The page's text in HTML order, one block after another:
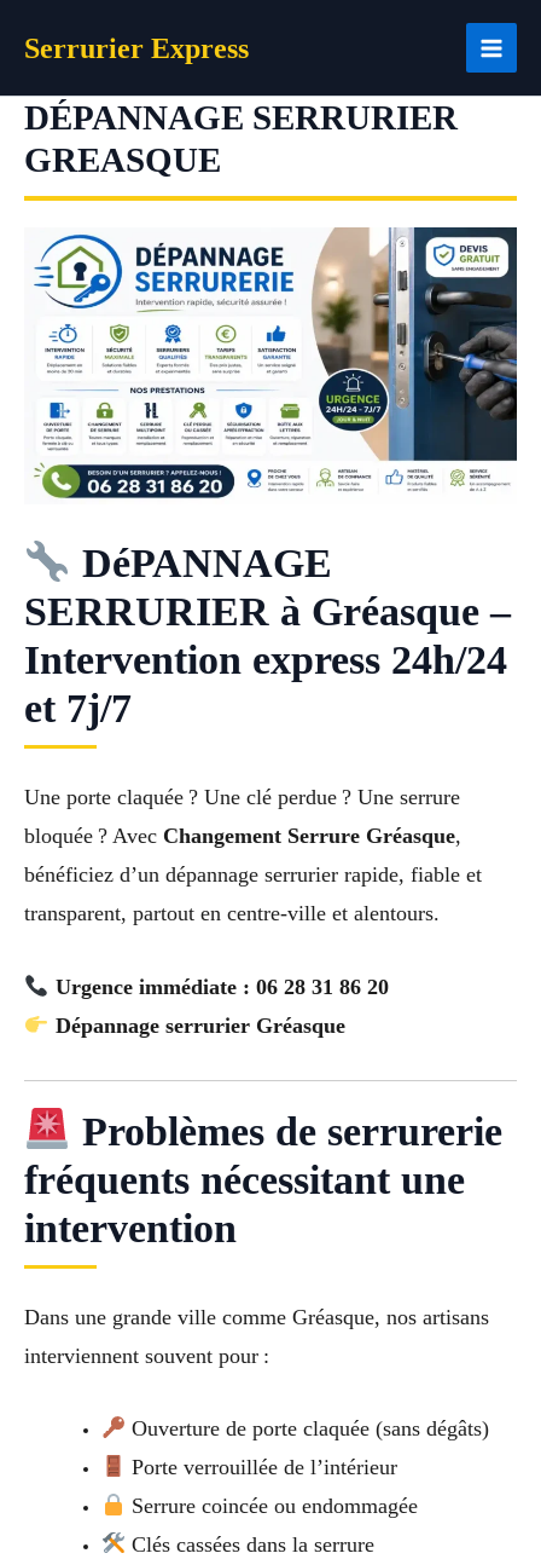
Serrurier Express
DÉPANNAGE SERRURIER
GREASQUE
DéPANNAGE
SERRURIER à Gréasque –
Intervention express 24h/24
et 7j/7
Une porte claquée ? Une clé perdue ? Une serrure
bloquée ? Avec Changement Serrure Gréasque,
bénéficiez d’un dépannage serrurier rapide, fiable et
transparent, partout en centre-ville et alentours.
Urgence immédiate : 06 28 31 86 20
Dépannage serrurier Gréasque
Problèmes de serrurerie
fréquents nécessitant une
intervention
Dans une grande ville comme Gréasque, nos artisans
interviennent souvent pour :
Ouverture de porte claquée (sans dégâts)
Porte verrouillée de l’intérieur
Serrure coincée ou endommagée
Clés cassées dans la serrure